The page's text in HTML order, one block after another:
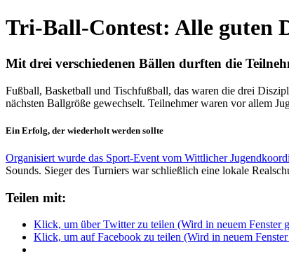
Tri-Ball-Contest: Alle guten
Mit drei verschiedenen Bällen durften die
Fußball, Basketball und Tischfußball, das waren die drei
nächsten Ballgröße gewechselt. Teilnehmer waren vor allem
Ein Erfolg, der wiederholt werden sollte
Organisiert wurde das Sport-Event vom Wittlicher
Sounds. Sieger des Turniers war schließlich eine lokale
Teilen mit:
Klick, um über Twitter zu teilen (Wird in neuem Fenster
Klick, um auf Facebook zu teilen (Wird in neuem